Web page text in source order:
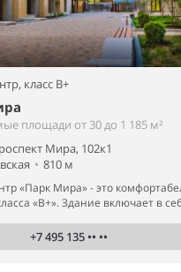
класс B+
площади от 30 до 1 185 м²
Мира, 102к1
• 810 м
«Парк Мира» - это
«B+». Здание включает в
+7 495 135 •• ••